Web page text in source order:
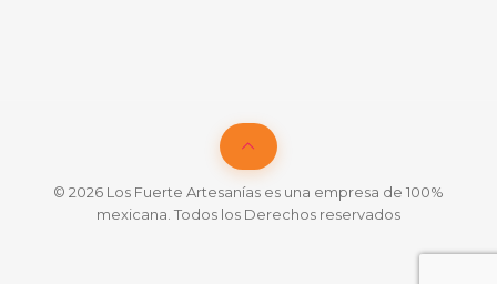
© 2026 Los Fuerte Artesanías es una empresa de 100%
mexicana. Todos los Derechos reservados